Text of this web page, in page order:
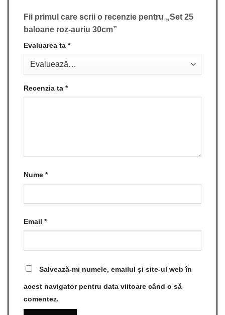
Fii primul care scrii o recenzie pentru „Set 25
baloane roz-auriu 30cm”
Evaluarea ta *
Recenzia ta *
Nume *
Email *
Salvează-mi numele, emailul și site-ul web în
acest navigator pentru data viitoare când o să
comentez.